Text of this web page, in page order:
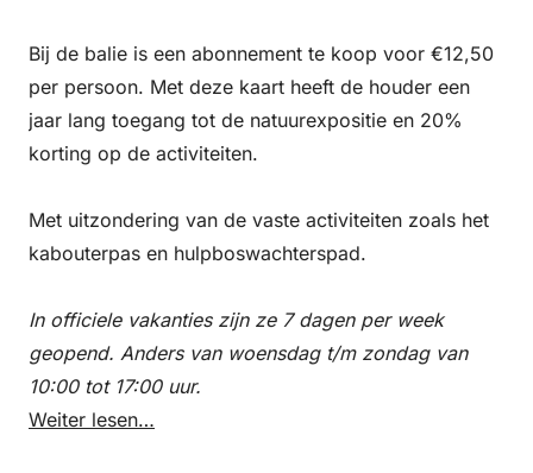
Bij de balie is een abonnement te koop voor €12,50
per persoon. Met deze kaart heeft de houder een
jaar lang toegang tot de natuurexpositie en 20%
korting op de activiteiten.
Met uitzondering van de vaste activiteiten zoals het
kabouterpas en hulpboswachterspad.
In officiele vakanties zijn ze 7 dagen per week
geopend. Anders van woensdag t/m zondag van
10:00 tot 17:00 uur.
Weiter lesen…
10:00 – 17:00
Samstag
29 August 2026
10:00 – 17:00
30 August 2026
10:00 – 17:00
Montag